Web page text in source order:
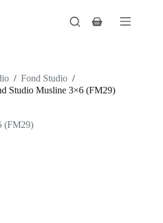
Panier
/ Fond Studio /
Studio Musline 3×6 (FM29)